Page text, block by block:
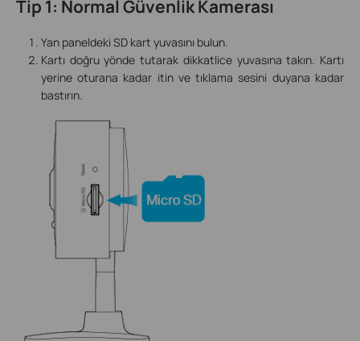
Tip 1: Normal Güvenlik Kamerası
Yan paneldeki SD kart yuvasını bulun.
Kartı doğru yönde tutarak dikkatlice yuvasına takın. Kartı
yerine oturana kadar itin ve tıklama sesini duyana kadar
bastırın.